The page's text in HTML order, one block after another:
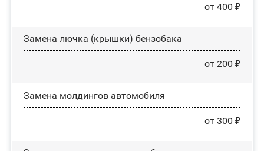
от 400 ₽
Замена лючка (крышки) бензобака
от 200 ₽
Замена молдингов автомобиля
от 300 ₽